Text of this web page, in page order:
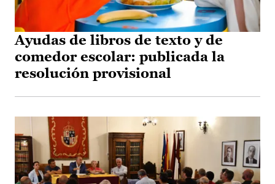
Ayudas de libros de texto y de
comedor escolar: publicada la
resolución provisional